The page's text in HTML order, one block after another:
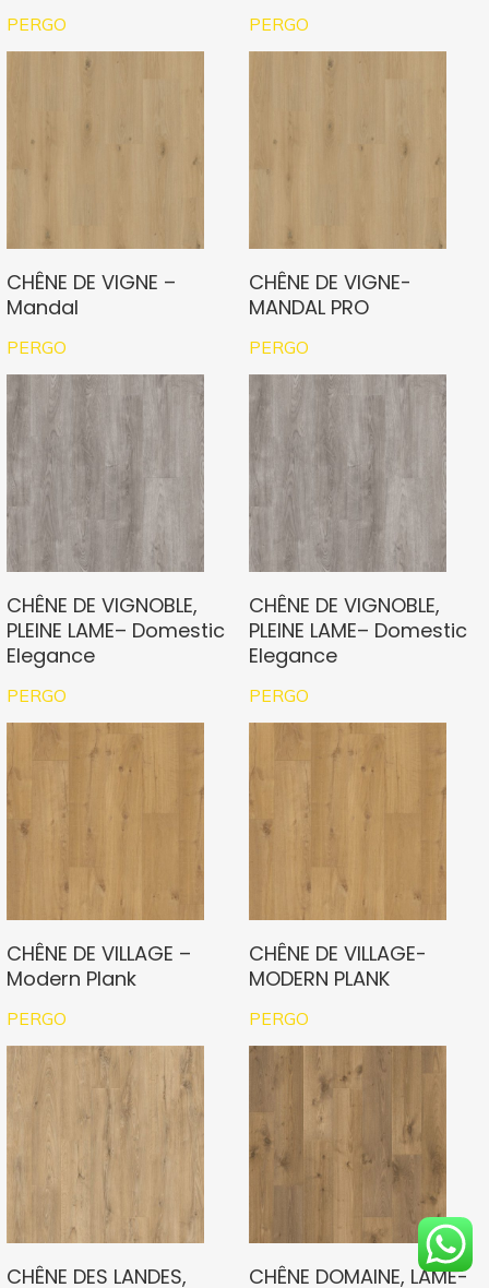
PERGO PERGO
CHÊNE DE VIGNE –
Mandal
PERGO
CHÊNE DE VIGNE-
MANDAL PRO
PERGO
CHÊNE DE VIGNOBLE,
PLEINE LAME– Domestic
Elegance
PERGO
CHÊNE DE VIGNOBLE,
PLEINE LAME– Domestic
Elegance
PERGO
CHÊNE DE VILLAGE –
Modern Plank
PERGO
CHÊNE DE VILLAGE-
MODERN PLANK
PERGO
CHÊNE DES LANDES,
CHÊNE DOMAINE, LAME-